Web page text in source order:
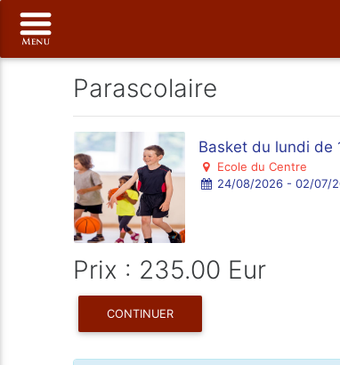
Parascolaire
Basket du lundi de
Ecole du Centre
24/08/2026 - 02/07/
Prix : 235.00 Eur
CONTINUER